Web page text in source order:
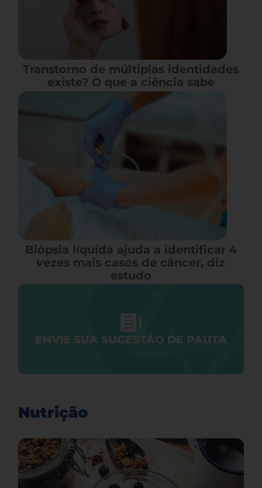
Transtorno de múltiplas identidades
existe? O que a ciência sabe
Biópsia líquida ajuda a identificar 4
vezes mais casos de câncer, diz
estudo
ENVIE SUA SUGESTÃO DE PAUTA
Nutrição